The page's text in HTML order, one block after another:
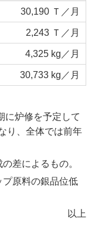
30,190 Ｔ／月
2,243 Ｔ／月
4,325 kg／月
30,733 kg／月
に炉修を予定して
り、全体では前年
差によるもの。
原料の銀品位低
以上